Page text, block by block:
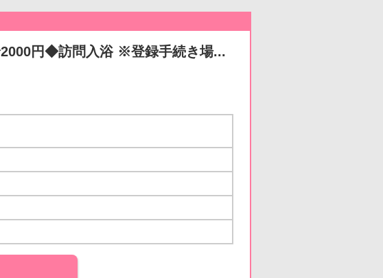
円◆訪問入浴 ※登録手続き場...